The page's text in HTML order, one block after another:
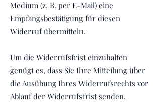
Medium (z. B. per E-Mail) eine
Empfangsbestätigung für diesen
Widerruf übermitteln.
Um die Widerrufsfrist einzuhalten
genügt es, dass Sie Ihre Mitteilung über
die Ausübung Ihres Widerrufsrechts vor
Ablauf der Widerrufsfrist senden.